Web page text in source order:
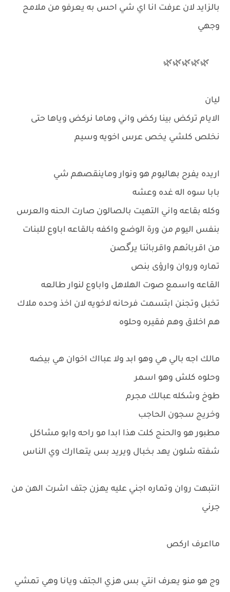
بالزايد لان عرفت انا اي شي احس به يعرفو من ملامح
وجهي
🌿🌿🌿🌿🌿
ليان
الايام تركض بينا ركض واني وماما نركض وياها حتى
نخلص كلشي يخص عرس اخويه وسيم
اريده يفرح بهاليوم هو ونوار وماينقصهم شي
بابا سوه اله غده وعشه
وكله بقاعه واني التهيت بالصالون صارت الحنه والعرس
بنفس اليوم من ورة الوضع واكفه بالقاعه اباوع للبنات
من اقربائهم واقربائنا يرگصن
تماره وروان وارؤى بنص
القاعه واسمع صوت الهلاهل واباوع لنوار طالعه
تخبل وتجنن ابتسمت فرحانه لاخويه لان اخذ وحده ملاك
هم اخلاق وهم فقيره وحلوه
مالك اجه بالي هي وهو ابد ولا عبااك اخوان هي بيضه
وحلوه كلش وهو اسمر
طوخ وشكله عبالك مجرم
وخريج سجون الحاجب
مطبور هو والحنج كلت هذا ابدا مو راحه وابو مشاكل
شفته شلون يهد بخبال ويريد بس يتعاارك وي الناس
انتبهت روان وتماره اجني عليه يهزن جتف اشرت الهن من
جرني
مااعرف اركص
وج هو منو يعرف انتي بس هزي الجتف ويانا وهي تمشي